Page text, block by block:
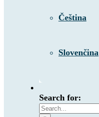
Čeština
Slovenčina
Search for: